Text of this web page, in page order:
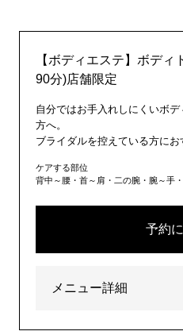
【ボディエステ】ボディ
90分)店舗限定
自分ではお手入れしにくいボ
方へ。
ブライダルを控えている方にお
ケアする部位
背中～腰・首～肩・二の腕・腕～手
予約
メニュー詳細